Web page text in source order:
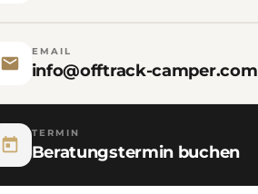
EMAIL
info@offtrack-camper.com
TERMIN
Beratungstermin buchen